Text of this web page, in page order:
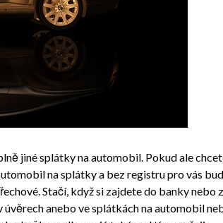
jiné splátky na automobil. Pokud ale
na splátky a bez registru pro vás
Stačí, když si zajdete do banky nebo
anebo ve splátkách na automobil